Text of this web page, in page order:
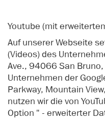
Youtube (mit
Auf unserer Webseite
(Videos) des
Ave., 94066 San Bruno,
Unternehmen der
Parkway, Mountain
nutzen wir die von
Option " - erweiterter